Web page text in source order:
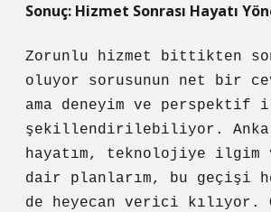
Sonuç: Hizmet Sonrası Hayatı
Zorunlu hizmet bittikten
oluyor sorusunun net bir
ama deneyim ve perspektif
şekillendirilebiliyor.
hayatım, teknolojiye ilgim
dair planlarım, bu geçişi
de heyecan verici kılıyor.